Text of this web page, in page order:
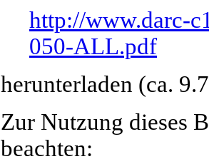
http://www.darc-
050-ALL.pdf
herunterladen (ca.
Zur Nutzung dieses
beachten: